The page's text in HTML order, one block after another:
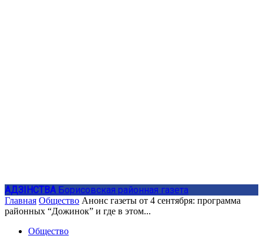
АДЗIНСТВА Борисовская районная газета
Главная Общество Анонс газеты от 4 сентября: программа
районных “Дожинок” и где в этом...
Общество